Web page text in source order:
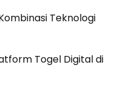
Teknologi
Togel Digital di